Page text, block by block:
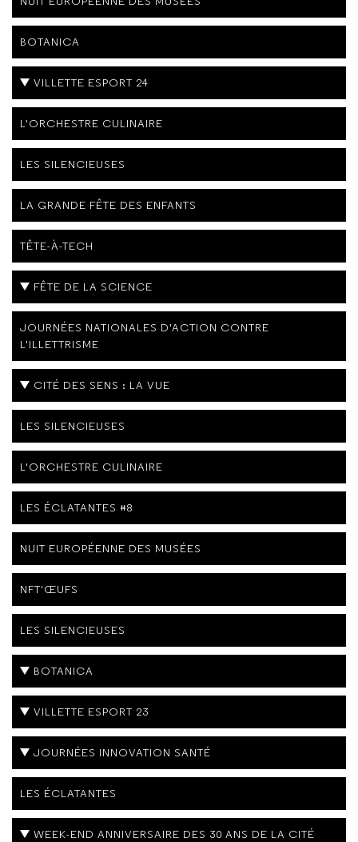
BOTANICA
VILLETTE ESPORT 24
L'ORCHESTRE CULINAIRE
LES SILENCIEUSES
LA GRANDE FÊTE DES ENFANTS
TÊTE-À-TECH
FÊTE DE LA SCIENCE
JOURNÉES NATIONALES D'ACTION CONTRE
L'ILLETTRISME
CITÉ DES SENS : LA VUE
LES SILENCIEUSES
L'ORCHESTRE CULINAIRE
LES ÉCLATANTES #8
NUIT EUROPÉENNE DES MUSÉES
NFT'ŒUFS
LES SILENCIEUSES
BOTANICA
VILLETTE ESPORT 23
JOURNÉES INNOVATION SANTÉ
LES ÉCLATANTES
WEEK-END ANNIVERSAIRE DES 30 ANS DE LA CITÉ